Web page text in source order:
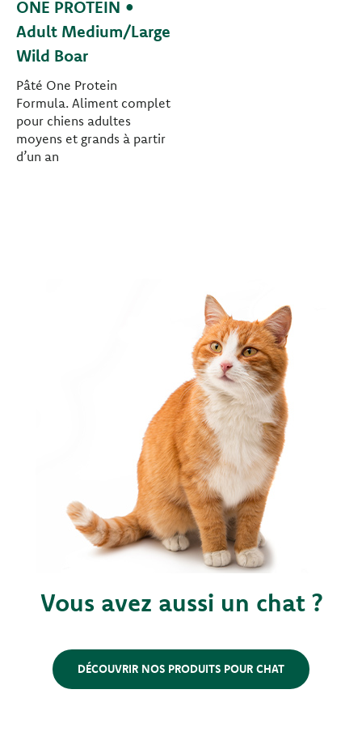
ONE PROTEIN •
Adult Medium/Large
Wild Boar
Pâté One Protein
Formula. Aliment complet
pour chiens adultes
moyens et grands à partir
d’un an
Vous avez aussi un chat ?
DÉCOUVRIR NOS PRODUITS POUR CHAT